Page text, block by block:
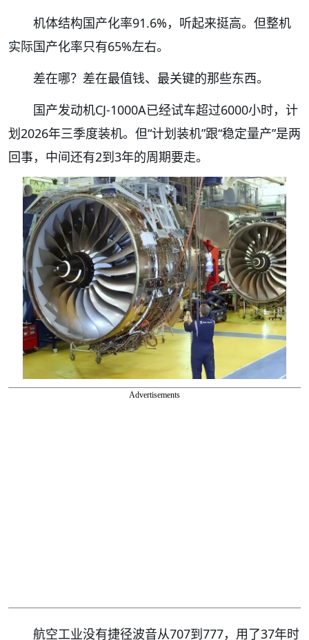
机体结构国产化率91.6%，听起来挺高。但整机
实际国产化率只有65%左右。
差在哪？差在最值钱、最关键的那些东西。
国产发动机CJ-1000A已经试车超过6000小时，计
划2026年三季度装机。但“计划装机”跟“稳定量产”是两
回事，中间还有2到3年的周期要走。
Advertisements
航空工业没有捷径波音从707到777，用了37年时